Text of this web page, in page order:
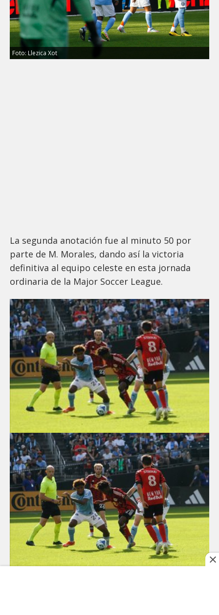
Foto: Llezica Xot
La segunda anotación fue al minuto 50 por
parte de M. Morales, dando así la victoria
definitiva al equipo celeste en esta jornada
ordinaria de la Major Soccer League.